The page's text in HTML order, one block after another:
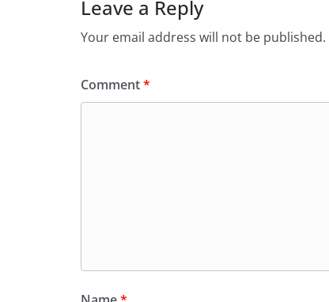
Leave a Reply
Your email address will not be published.
Comment*